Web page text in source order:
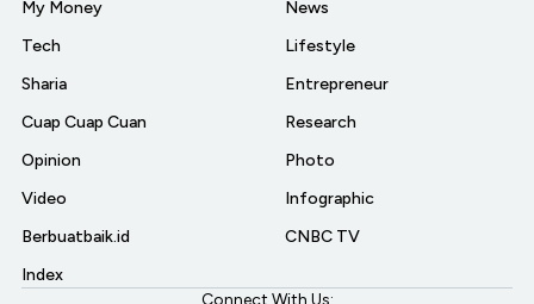
My Money
Tech
Sharia
Cuap Cuap Cuan
Opinion
Video
Berbuatbaik.id
Index
News
Lifestyle
Entrepreneur
Research
Photo
Infographic
CNBC TV
Connect With Us: